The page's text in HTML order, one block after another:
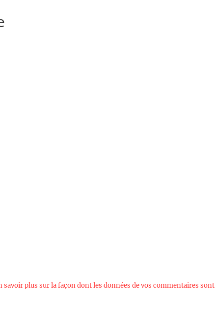
savoir plus sur la façon dont les données de vos commentaires sont